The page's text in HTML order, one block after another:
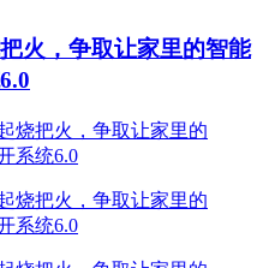
火，争取让家里的智能